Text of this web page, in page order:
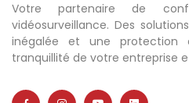
Votre partenaire de
vidéosurveillance. Des
inégalée et une protection
tranquillité de votre entreprise